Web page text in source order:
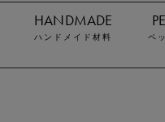
ハンドメイド材料 ペ